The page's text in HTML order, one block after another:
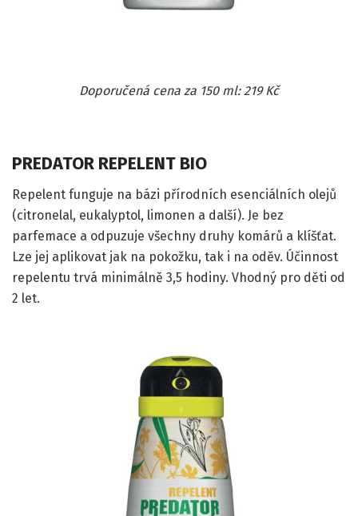
Doporučená cena za 150 ml: 219 Kč
PREDATOR REPELENT BIO
Repelent funguje na bázi přírodních esenciálních olejů
(citronelal, eukalyptol, limonen a další). Je bez
parfemace a odpuzuje všechny druhy komárů a klíšťat.
Lze jej aplikovat jak na pokožku, tak i na oděv. Účinnost
repelentu trvá minimálně 3,5 hodiny. Vhodný pro děti od
2 let.